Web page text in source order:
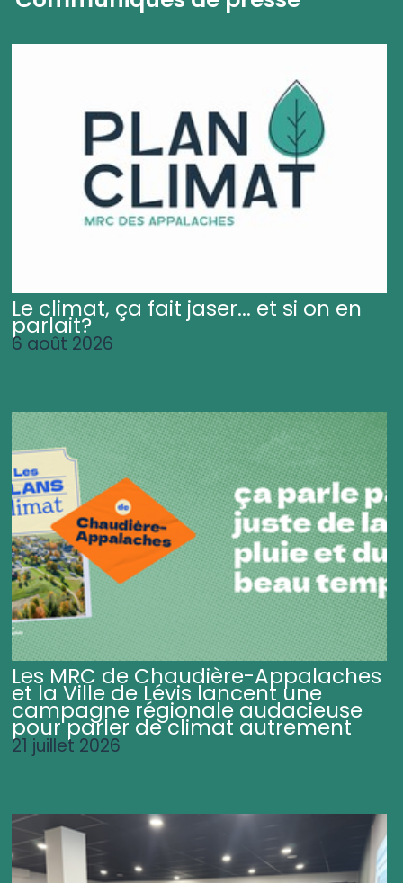
Le climat, ça fait jaser... et si on en
parlait?
6 août 2026
Les MRC de Chaudière-Appalaches
et la Ville de Lévis lancent une
campagne régionale audacieuse
pour parler de climat autrement
21 juillet 2026